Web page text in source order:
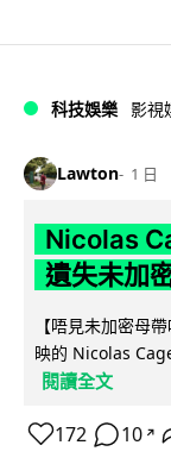
科技娛樂 影視
Lawton 1 日
Nicolas
遺失未加
【唔見未加密母
映的 Nicolas
閱讀全文
172 10 ↗